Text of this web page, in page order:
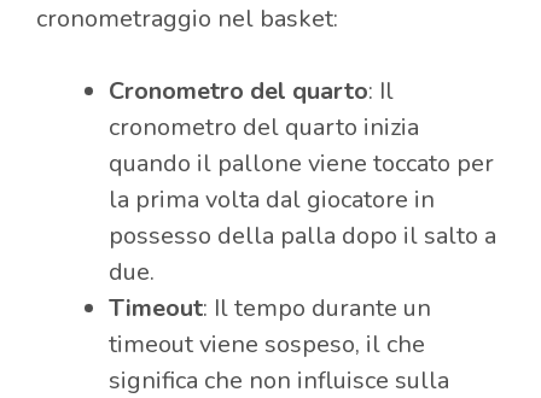
cronometraggio nel basket:
Cronometro del quarto: Il
cronometro del quarto inizia
quando il pallone viene toccato per
la prima volta dal giocatore in
possesso della palla dopo il salto a
due.
Timeout: Il tempo durante un
timeout viene sospeso, il che
significa che non influisce sulla